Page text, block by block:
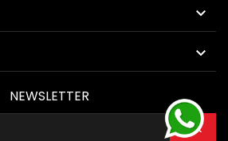


NEWSLETTER